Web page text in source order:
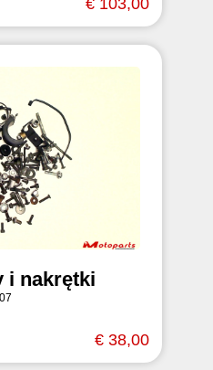
€ 103,00
i nakrętki
€ 38,00